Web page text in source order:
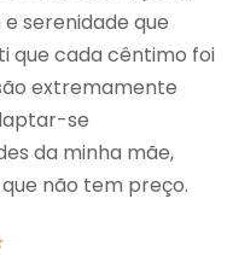
serenidade que
que cada cêntimo foi
extremamente
se
da minha mãe,
não tem preço.